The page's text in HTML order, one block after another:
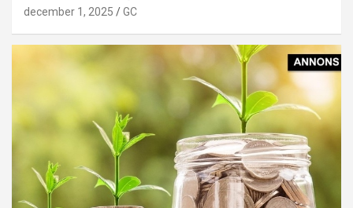
december 1, 2025 GC